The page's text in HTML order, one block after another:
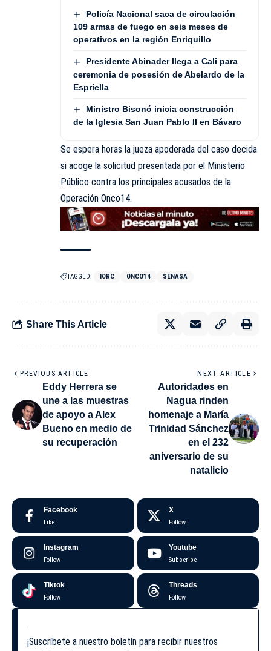
Policía Nacional saca de circulación
109 armas de fuego en seis meses de
operativos en la región Enriquillo
Presidente Abinader llega a Cali para
ceremonia de posesión de Abelardo de la
Espriella
Ministro Bisonó inicia construcción
de la Iglesia San Juan Pablo II en Bávaro
Se espera horas la jueza apoderada del caso decida
si acoge la solicitud presentada por el Ministerio
Público contra los principales acusados de la
Operación Onco14.
TAGGED: IORC ONCO14 SENASA
Share This Article
PREVIOUS ARTICLE
Eddy Herrera se
une a las muestras
de apoyo a Alex
Bueno en medio de
su recuperación
NEXT ARTICLE
Autoridades en
Nagua rinden
homenaje a María
Trinidad Sánchez
en el 232
aniversario de su
natalicio
Facebook
Like
X
Follow
Instagram
Follow
Youtube
Subscribe
Tiktok
Follow
Threads
Follow
¡Suscríbete a nuestro boletín para recibir nuestros